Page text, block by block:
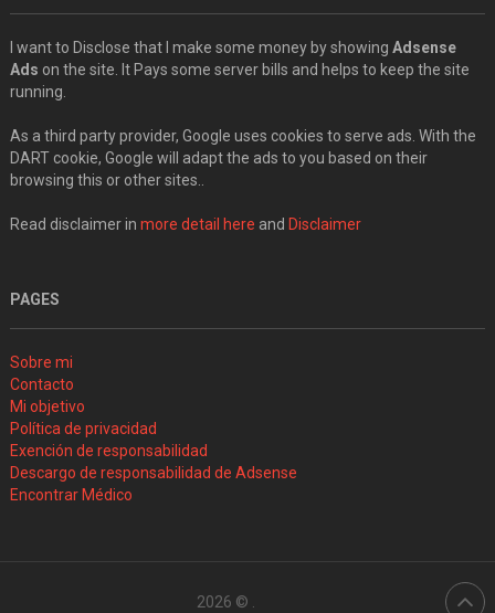
I want to Disclose that I make some money by showing Adsense
Ads on the site. It Pays some server bills and helps to keep the site
running.
As a third party provider, Google uses cookies to serve ads. With the
DART cookie, Google will adapt the ads to you based on their
browsing this or other sites..
Read disclaimer in more detail here and Disclaimer
PAGES
Sobre mi
Contacto
Mi objetivo
Política de privacidad
Exención de responsabilidad
Descargo de responsabilidad de Adsense
Encontrar Médico
2026 ©